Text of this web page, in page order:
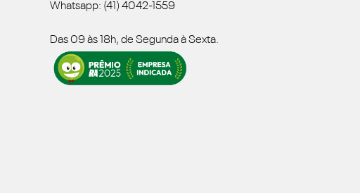
Whatsapp: (41) 4042-1559
Das 09 às 18h, de Segunda à Sexta.